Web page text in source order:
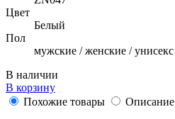
Цвет
Белый
Пол
мужские / женские / унисекс
В наличии
В корзину
Похожие товары
Описание